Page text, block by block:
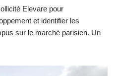
Elevare pour
et identifier les
sur le marché parisien. Un